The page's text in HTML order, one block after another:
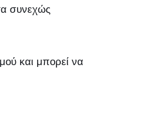
συνεχώς
και μπορεί να